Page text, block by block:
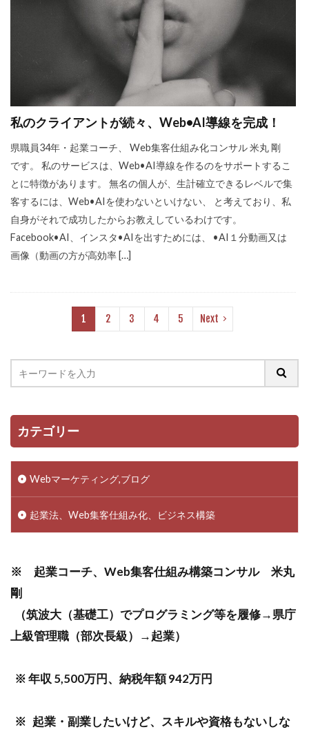
私のクライアントが続々、Web•AI導線を完成！
県職員34年・起業コーチ、 Web集客仕組み化コンサル 米丸 剛
です。 私のサービスは、Web•AI導線を作るのをサポートするこ
とに特徴があります。 無名の個人が、生計確立できるレベルで集
客するには、Web•AIを使わないといけない、 と考えており、私
自身がそれで成功したからお教えしているわけです。
Facebook•AI、インスタ•AIを出すためには、 •AI１分動画又は
画像（動画の方が高効率 […]
1 2 3 4 5 Next
カテゴリー
Webマーケティング,ブログ
起業法、Web集客仕組み化、ビジネス構築
※ 起業コーチ、Web集客仕組み構築コンサル 米丸
剛
（筑波大（基礎工）でプログラミング等を履修→県庁
上級管理職（部次長級）→起業）
※ 年収 5,500万円、納税年額 942万円
※ 起業・副業したいけど、スキルや資格もないしな